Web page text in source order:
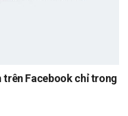
trên Facebook chỉ trong